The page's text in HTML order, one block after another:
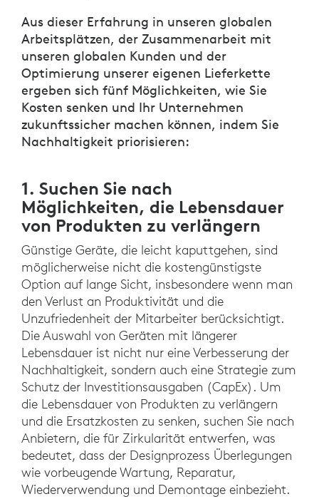
Aus dieser Erfahrung in unseren globalen
Arbeitsplätzen, der Zusammenarbeit mit
unseren globalen Kunden und der
Optimierung unserer eigenen Lieferkette
ergeben sich fünf Möglichkeiten, wie Sie
Kosten senken und Ihr Unternehmen
zukunftssicher machen können, indem Sie
Nachhaltigkeit priorisieren:
1. Suchen Sie nach
Möglichkeiten, die Lebensdauer
von Produkten zu verlängern
Günstige Geräte, die leicht kaputtgehen, sind
möglicherweise nicht die kostengünstigste
Option auf lange Sicht, insbesondere wenn man
den Verlust an Produktivität und die
Unzufriedenheit der Mitarbeiter berücksichtigt.
Die Auswahl von Geräten mit längerer
Lebensdauer ist nicht nur eine Verbesserung der
Nachhaltigkeit, sondern auch eine Strategie zum
Schutz der Investitionsausgaben (CapEx). Um
die Lebensdauer von Produkten zu verlängern
und die Ersatzkosten zu senken, suchen Sie nach
Anbietern, die für Zirkularität entwerfen, was
bedeutet, dass der Designprozess Überlegungen
wie vorbeugende Wartung, Reparatur,
Wiederverwendung und Demontage einbezieht.